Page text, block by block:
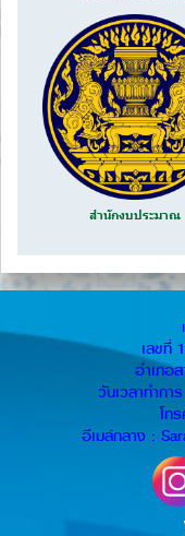
สำนักงบประมาณ
เลขที่
อำเภอ
วันเวลาทำก
โท
อีเมล์กลาง :